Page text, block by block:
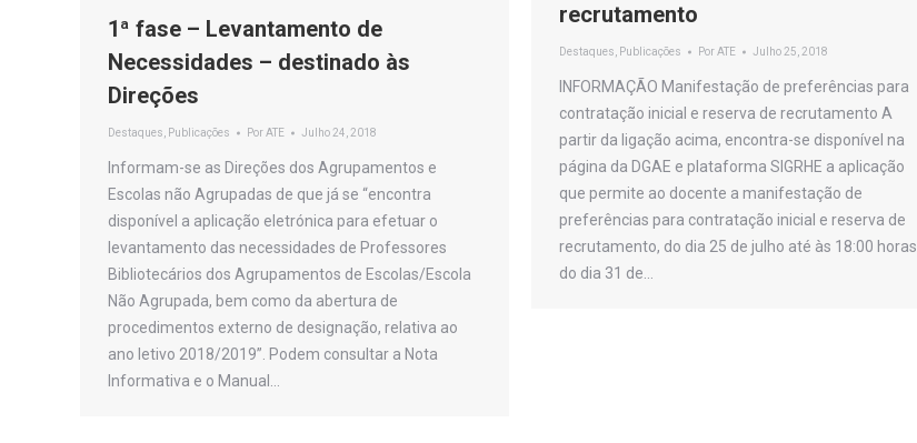
recrutamento
Destaques Publicações PorATE Julho 25, 2018
INFORMAÇÃO Manifestação de preferências para
contratação inicial e reserva de recrutamento A
partir da ligação acima, encontra-se disponível na
página da DGAE e plataforma SIGRHE a aplicação
que permite ao docente a manifestação de
preferências para contratação inicial e reserva de
recrutamento, do dia 25 de julho até às 18:00 horas
do dia 31 de…
1ª fase – Levantamento de
Necessidades – destinado às
Direções
Destaques Publicações PorATE Julho 24, 2018
Informam-se as Direções dos Agrupamentos e
Escolas não Agrupadas de que já se “encontra
disponível a aplicação eletrónica para efetuar o
levantamento das necessidades de Professores
Bibliotecários dos Agrupamentos de Escolas/Escola
Não Agrupada, bem como da abertura de
procedimentos externo de designação, relativa ao
ano letivo 2018/2019”. Podem consultar a Nota
Informativa e o Manual…